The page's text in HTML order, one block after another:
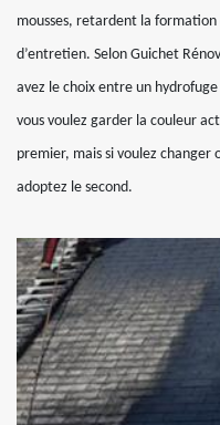
mousses, retardent la
d’entretien. Selon Guichet
avez le choix entre un
vous voulez garder la couleur
premier, mais si voulez
adoptez le second.